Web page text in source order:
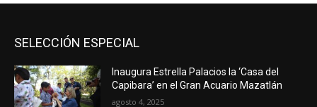
SELECCIÓN ESPECIAL
Inaugura Estrella Palacios la ‘Casa del
Capibara’ en el Gran Acuario Mazatlán
agosto 4, 2025